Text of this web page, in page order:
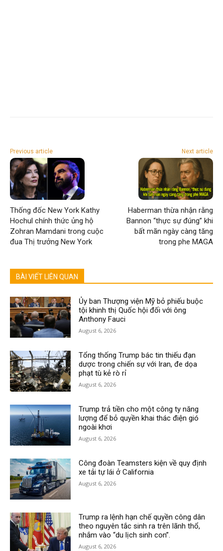
Previous article
Thống đốc New York Kathy
Hochul chính thức ủng hộ
Zohran Mamdani trong cuộc
đua Thị trưởng New York
Next article
Haberman thừa nhận rằng
Bannon “thực sự đúng” khi
bất mãn ngày càng tăng
trong phe MAGA
BÀI VIẾT LIÊN QUAN
Ủy ban Thượng viện Mỹ bỏ phiếu buộc
tội khinh thị Quốc hội đối với ông
Anthony Fauci
August 6, 2026
Tổng thống Trump bác tin thiếu đạn
dược trong chiến sự với Iran, đe dọa
phạt tù kẻ rò rỉ
August 6, 2026
Trump trả tiền cho một công ty năng
lượng để bỏ quyền khai thác điện gió
ngoài khơi
August 6, 2026
Công đoàn Teamsters kiện về quy định
xe tải tự lái ở California
August 6, 2026
Trump ra lệnh hạn chế quyền công dân
theo nguyên tắc sinh ra trên lãnh thổ,
nhắm vào “du lịch sinh con”.
August 6, 2026